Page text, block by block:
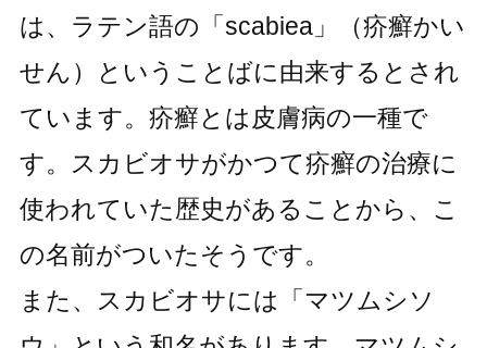
は、ラテン語の「scabiea」（疥癬かい
せん）ということばに由来するとされ
ています。疥癬とは皮膚病の一種で
す。スカビオサがかつて疥癬の治療に
使われていた歴史があることから、こ
の名前がついたそうです。
また、スカビオサには「マツムシソ